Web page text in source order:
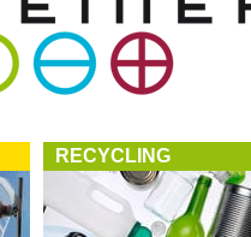
RECYCLING